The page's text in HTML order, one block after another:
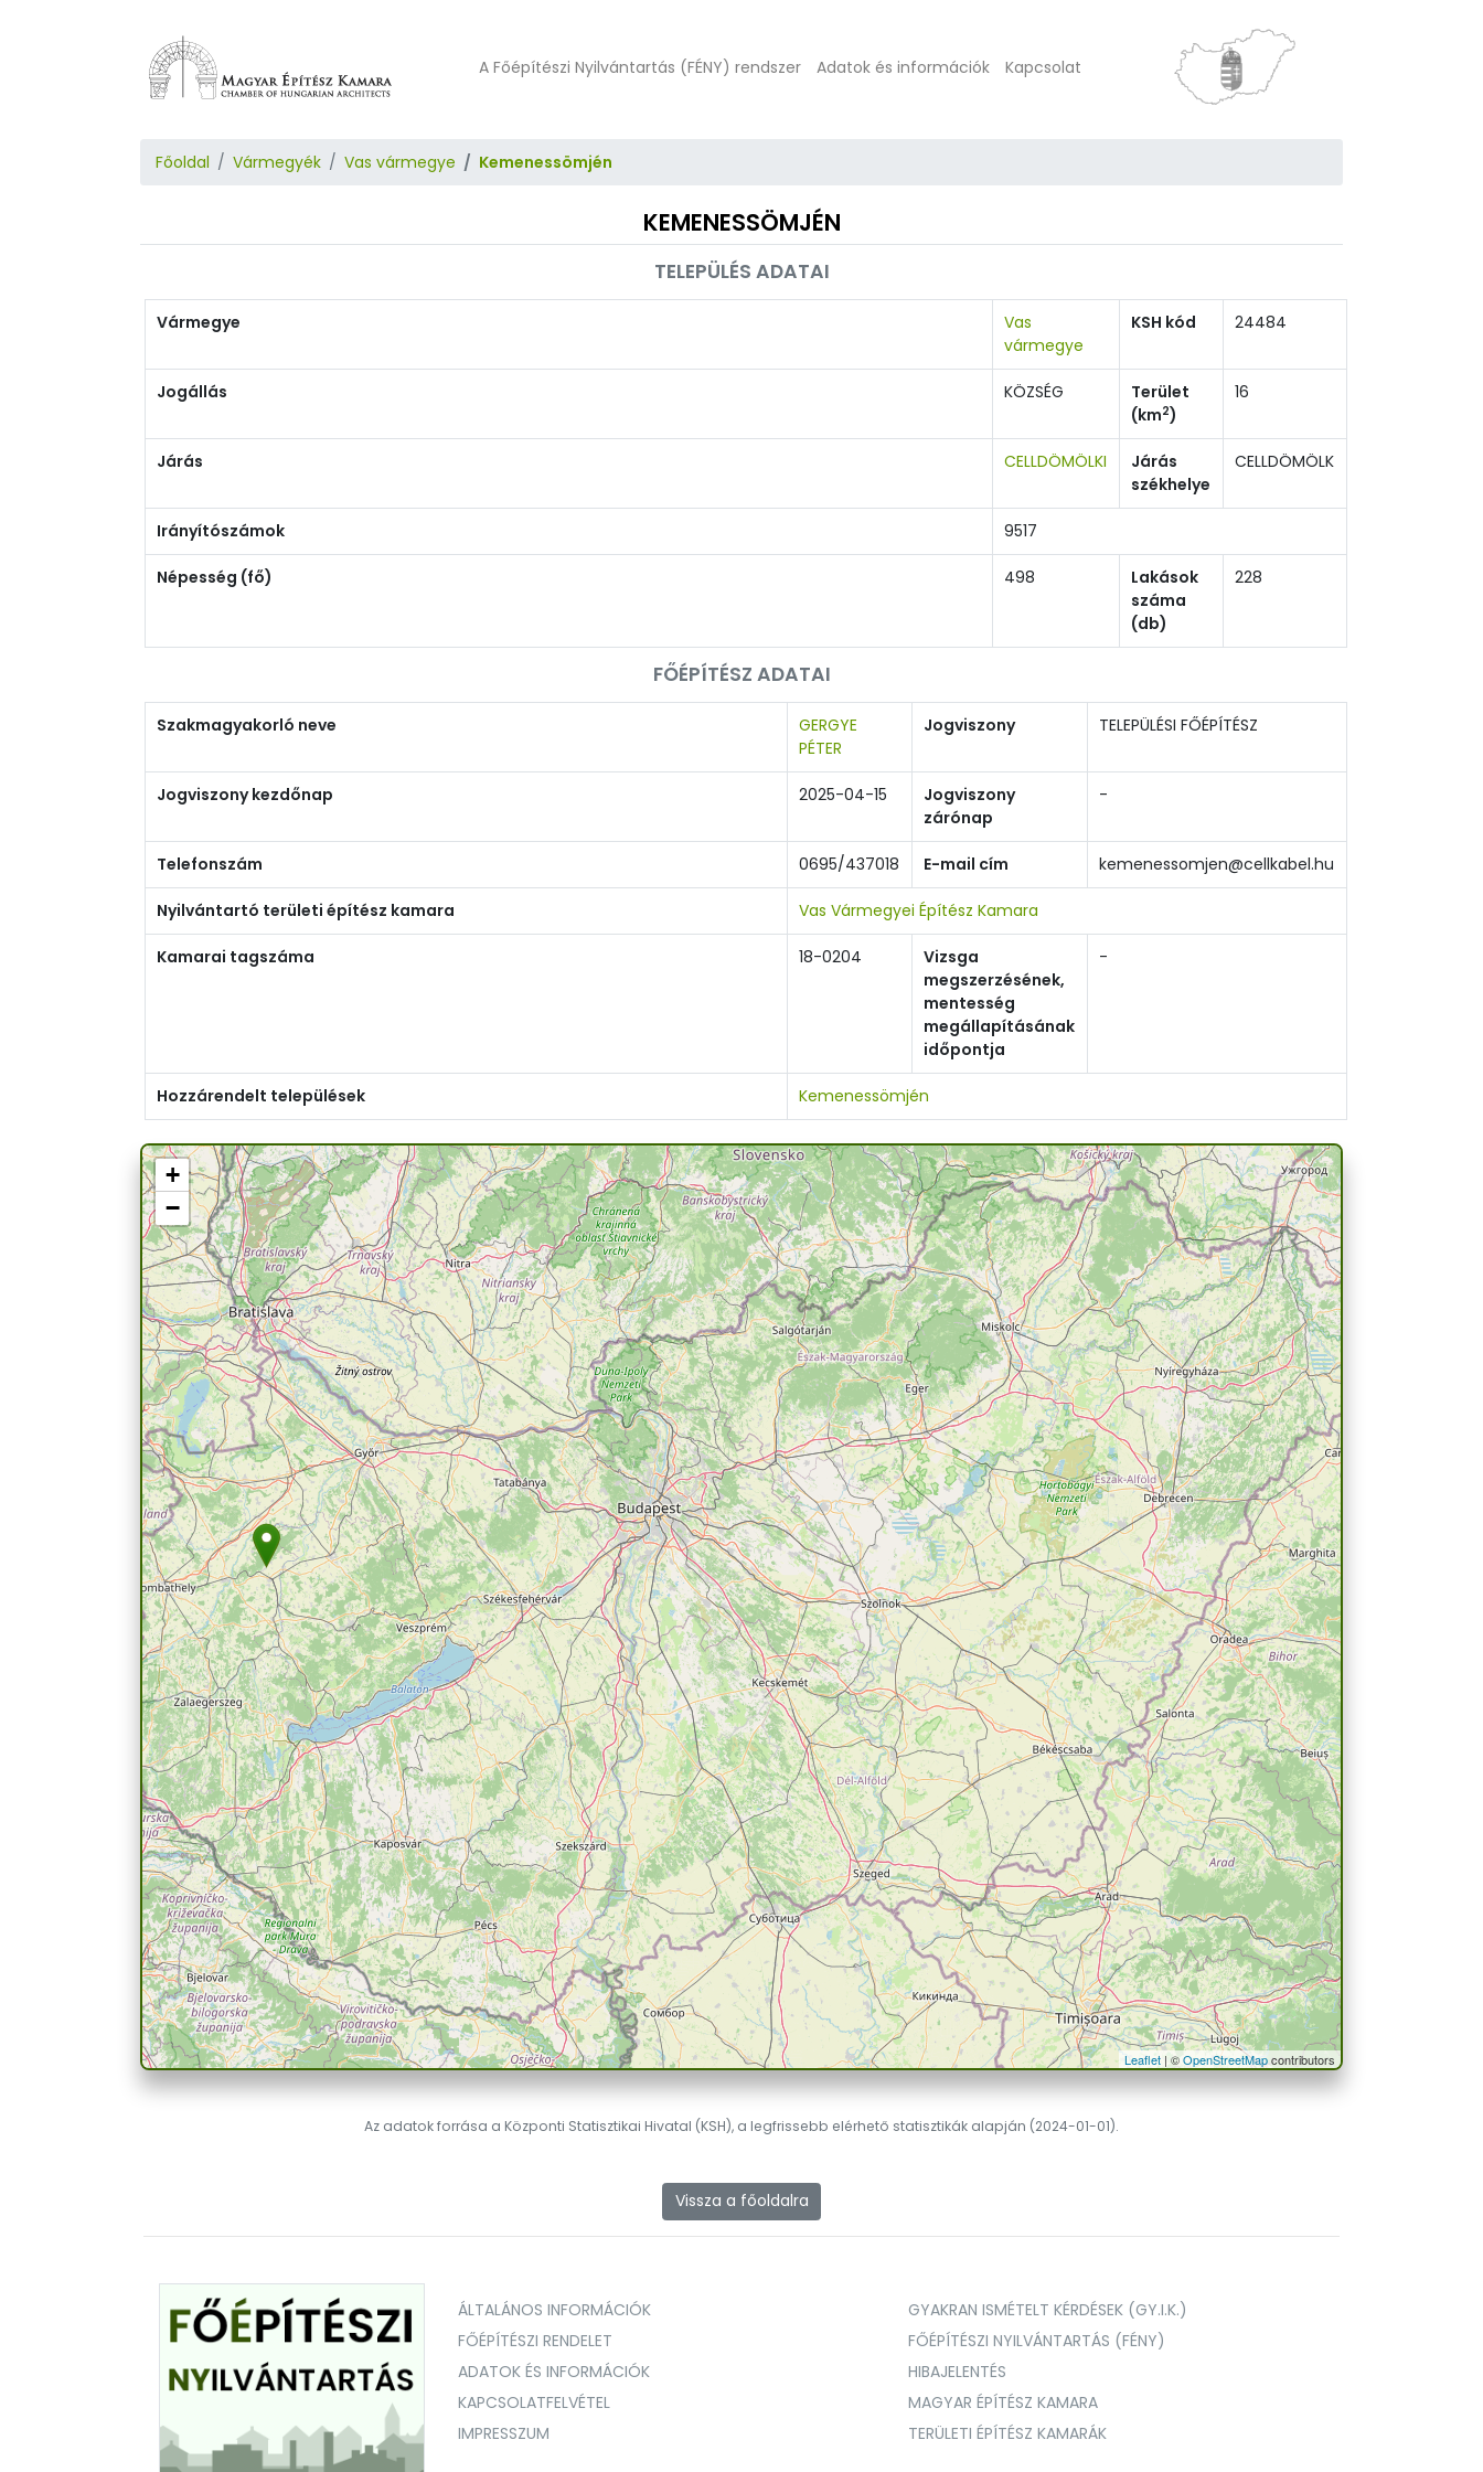
A Főépítészi Nyilvántartás (FÉNY) rendszer Adatok és információk Kapcsolat
Főoldal Vármegyék Vas vármegye Kemenessömjén
KEMENESSÖMJÉN
TELEPÜLÉS ADATAI
Vármegye
Vas
vármegye
KSH kód 24484
Jogállás KÖZSÉG
Terület
(km2)
16
Járás CELLDÖMÖLKI
Járás
székhelye
CELLDÖMÖLK
Irányítószámok 9517
Népesség (fő) 498
Lakások
száma
(db)
228
FŐÉPÍTÉSZ ADATAI
Szakmagyakorló neve
GERGYE
PÉTER
Jogviszony TELEPÜLÉSI FŐÉPÍTÉSZ
Jogviszony kezdőnap 2025-04-15
Jogviszony
zárónap
-
Telefonszám 0695/437018 E-mail cím kemenessomjen@cellkabel.hu
Nyilvántartó területi építész kamara Vas Vármegyei Építész Kamara
Kamarai tagszáma 18-0204
Vizsga
megszerzésének,
mentesség
megállapításának
időpontja
-
Hozzárendelt települések Kemenessömjén
+
−
Leaflet | ©OpenStreetMapcontributors
Az adatok forrása a Központi Statisztikai Hivatal (KSH), a legfrissebb elérhető statisztikák alapján (2024-01-01).
Vissza a főoldalra
ÁLTALÁNOS INFORMÁCIÓK
GYAKRAN ISMÉTELT KÉRDÉSEK (GY.I.K.)
FŐÉPÍTÉSZI RENDELET
FŐÉPÍTÉSZI NYILVÁNTARTÁS (FÉNY)
ADATOK ÉS INFORMÁCIÓK
HIBAJELENTÉS
KAPCSOLATFELVÉTEL
MAGYAR ÉPÍTÉSZ KAMARA
IMPRESSZUM
TERÜLETI ÉPÍTÉSZ KAMARÁK